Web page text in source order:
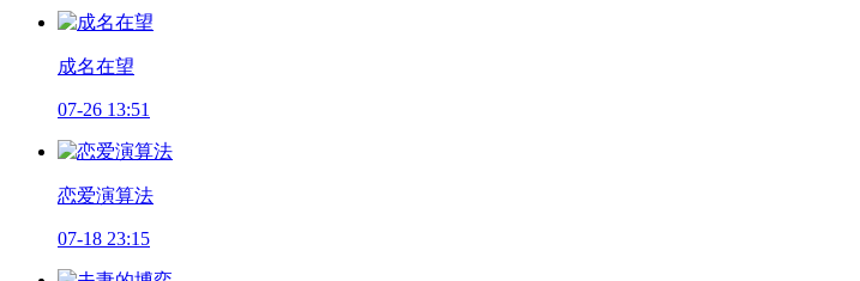
成名在望
07-26 13:51
恋爱演算法
07-18 23:15